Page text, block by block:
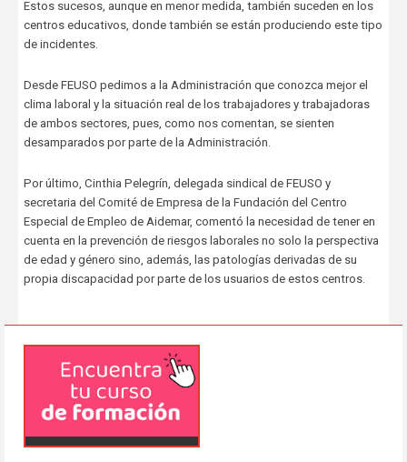
Estos sucesos, aunque en menor medida, también suceden en los
centros educativos, donde también se están produciendo este tipo
de incidentes.
Desde FEUSO pedimos a la Administración que conozca mejor el
clima laboral y la situación real de los trabajadores y trabajadoras
de ambos sectores, pues, como nos comentan, se sienten
desamparados por parte de la Administración.
Por último, Cinthia Pelegrín, delegada sindical de FEUSO y
secretaria del Comité de Empresa de la Fundación del Centro
Especial de Empleo de Aidemar, comentó la necesidad de tener en
cuenta en la prevención de riesgos laborales no solo la perspectiva
de edad y género sino, además, las patologías derivadas de su
propia discapacidad por parte de los usuarios de estos centros.